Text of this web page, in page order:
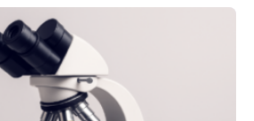
in Würzburg fördert die
um die Behandlung der
Dazu schreibt sie auch in
deutschlandweit den Hentschel-
gezielt an jüngere